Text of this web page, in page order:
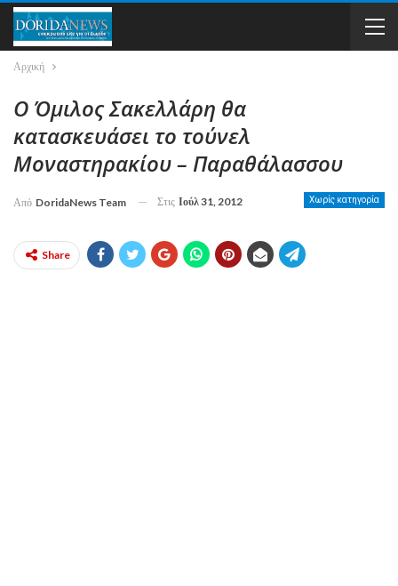
Αρχική
Ο Όμιλος Σακελλάρη θα
κατασκευάσει το τούνελ
Μοναστηρακίου – Παραθάλασσου
Χωρίς κατηγορία
Από DoridaNews Team Στις Ιούλ 31, 2012
Share